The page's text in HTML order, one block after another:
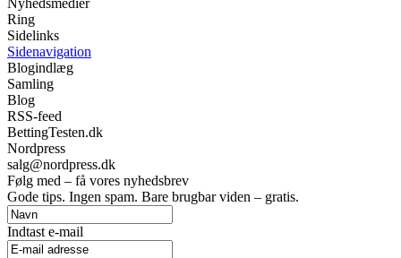
Nyhedsmedier
Ring
Sidelinks
Sidenavigation
Blogindlæg
Samling
Blog
RSS-feed
BettingTesten.dk
Nordpress
salg@nordpress.dk
Følg med – få vores nyhedsbrev
Gode tips. Ingen spam. Bare brugbar viden – gratis.
Indtast e-mail